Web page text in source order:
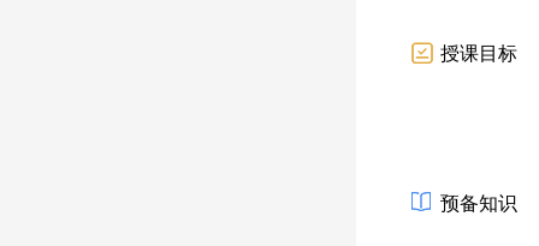
授课目标
预备知识